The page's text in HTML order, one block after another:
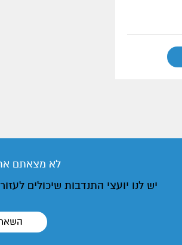
לא מצאתם
יש לנו יועצי התנדבות שיכולים